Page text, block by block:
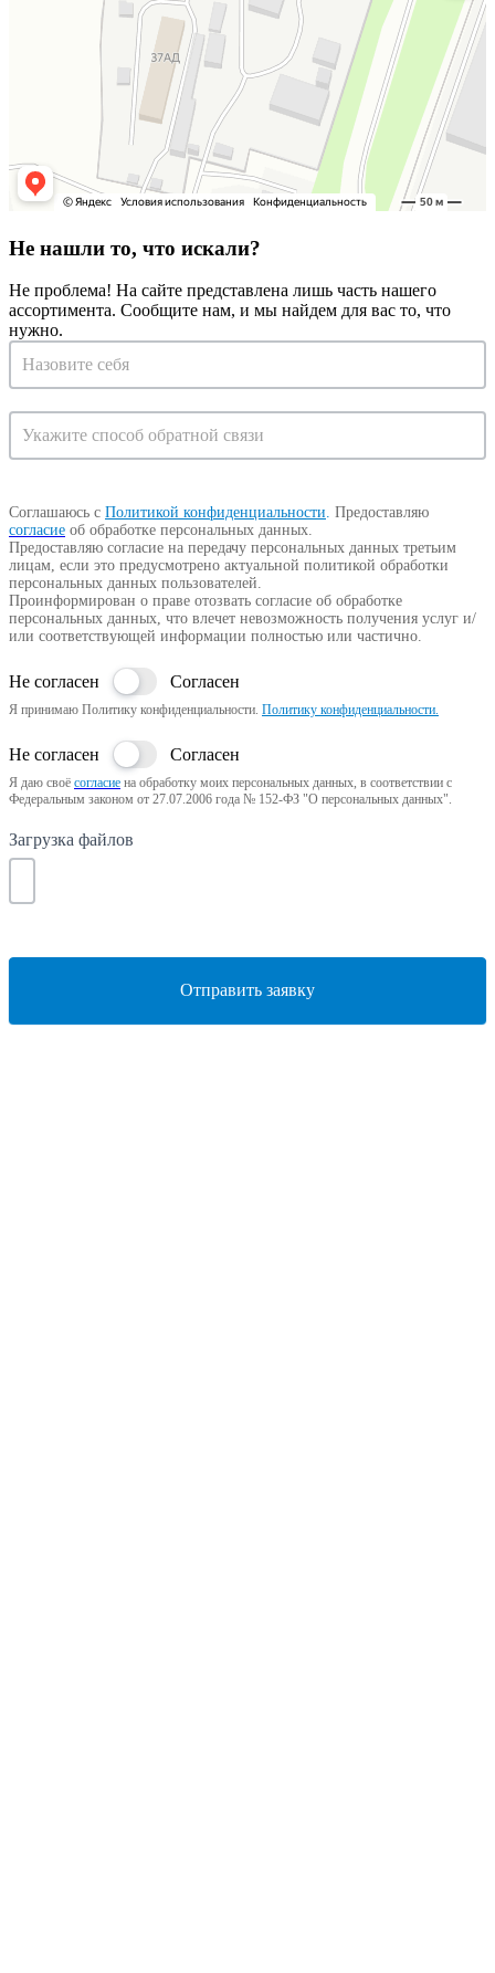
Не нашли то, что искали?
Не проблема! На сайте представлена лишь часть нашего
ассортимента. Сообщите нам, и мы найдем для вас то, что
нужно.
Запрос
на
консультацию
Соглашаюсь с Политикой конфиденциальности. Предоставляю
согласие об обработке персональных данных.
Предоставляю согласие на передачу персональных данных третьим
лицам, если это предусмотрено актуальной политикой обработки
персональных данных пользователей.
Проинформирован о праве отозвать согласие об обработке
персональных данных, что влечет невозможность получения услуг и/
или соответствующей информации полностью или частично.
Не согласен Согласен
Я принимаю Политику конфиденциальности. Политику конфиденциальности.
Не согласен Согласен
Я даю своё согласие на обработку моих персональных данных, в соответствии с
Федеральным законом от 27.07.2006 года № 152-ФЗ "О персональных данных".
Загрузка файлов
Отправить заявку